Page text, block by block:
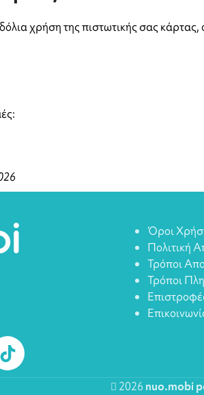
χρήση της πιστωτικής σας
Όροι
Πολιτική
Τρόποι
Τρόποι
2026 nuo.mobi